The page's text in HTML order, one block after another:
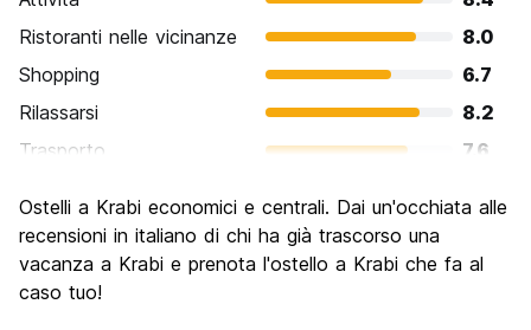
Ristoranti nelle vicinanze
8.0
Shopping
6.7
Rilassarsi
8.2
Trasporto
7.6
Luoghi di interesse culturale
Festa / Vita notturna
6.4
Qualita' Prezzo
Ostelli a Krabi economici e centrali. Dai un'occhiata alle
recensioni in italiano di chi ha già trascorso una
vacanza a Krabi e prenota l'ostello a Krabi che fa al
caso tuo!